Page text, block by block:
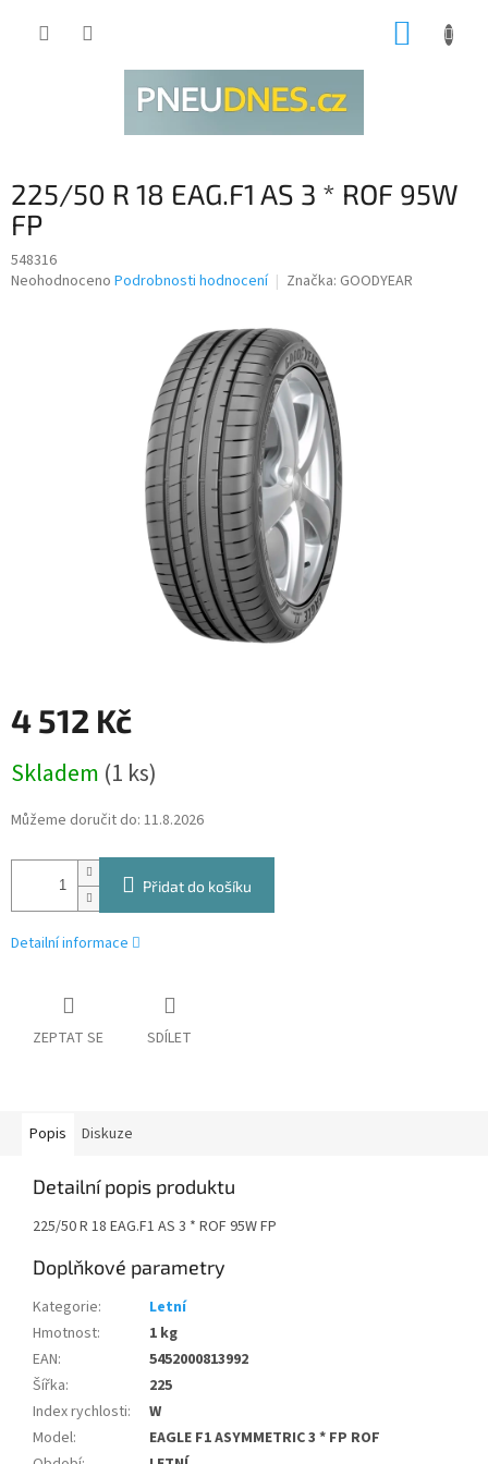
225/50 R 18 EAG.F1 AS 3 * ROF 95W
FP
548316
Průměrné
Neohodnoceno Podrobnosti hodnocení Značka: GOODYEAR
4 512 Kč
cena:
Skladem (1 ks)
Můžeme doručit do: 11.8.2026
Přidat do košíku
Detailní informace
ZEPTAT SE SDÍLET
Popis Diskuze
Detailní popis produktu
225/50 R 18 EAG.F1 AS 3 * ROF 95W FP
Doplňkové parametry
Kategorie:
Letní
Hmotnost:
1 kg
EAN:
5452000813992
Šířka:
225
Index rychlosti:
W
Model:
EAGLE F1 ASYMMETRIC 3 * FP ROF